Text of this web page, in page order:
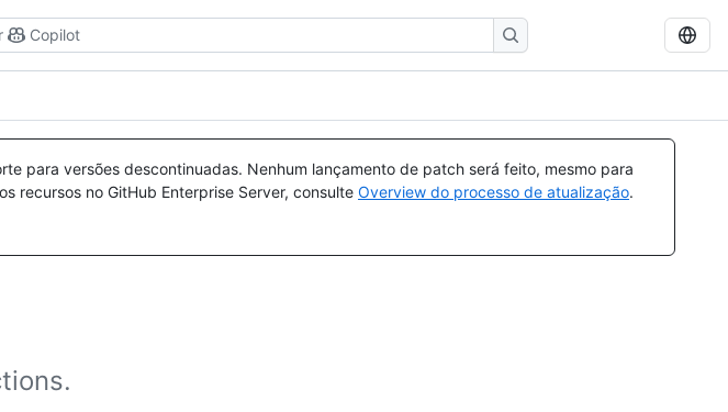
Copilot
para versões descontinuadas. Nenhum lançamento de patch será feito, mesmo para
recursos no GitHub Enterprise Server, consulte Overview do processo de atualização.